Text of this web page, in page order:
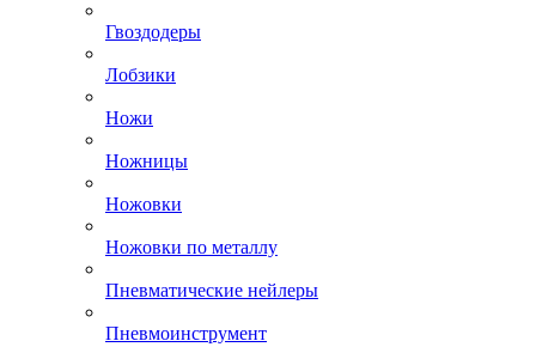
Гвоздодеры
Лобзики
Ножи
Ножницы
Ножовки
Ножовки по металлу
Пневматические нейлеры
Пневмоинструмент